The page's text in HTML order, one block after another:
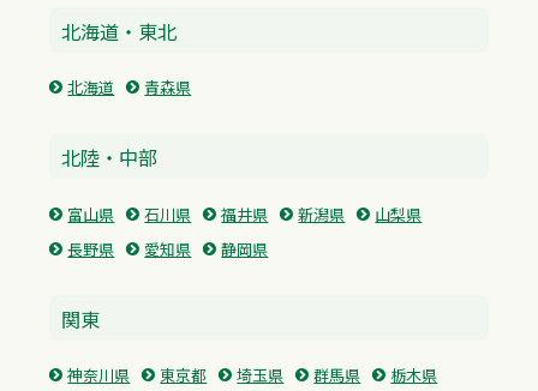
北海道・東北
北海道 青森県
北陸・中部
富山県 石川県 福井県 新潟県
山梨県
長野県
愛知県 静岡県
関東
神奈川県 東京都 埼玉県 群馬県
栃木県